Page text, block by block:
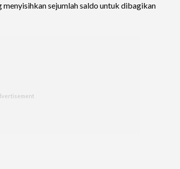
menyisihkan sejumlah saldo untuk dibagikan